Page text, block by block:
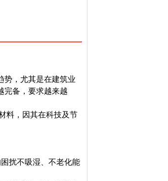
势，尤其是在建筑业
完备，要求越来越
，因其在科技及节
扰不吸湿、不老化能